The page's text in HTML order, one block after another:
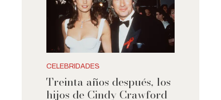
CELEBRIDADES
Treinta años después, los
hijos de Cindy Crawford